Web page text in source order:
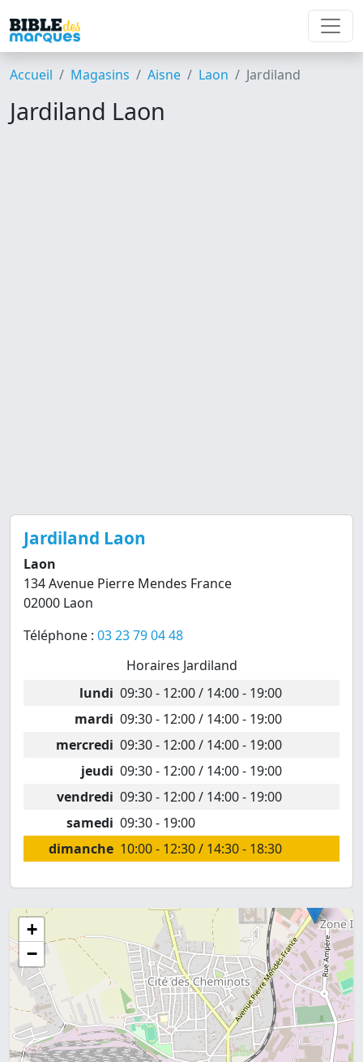
Accueil Magasins Aisne Laon Jardiland
Jardiland Laon
Jardiland Laon
Laon
134 Avenue Pierre Mendes France
02000 Laon
Téléphone : 03 23 79 04 48
Horaires Jardiland
lundi 09:30 - 12:00 / 14:00 - 19:00
mardi 09:30 - 12:00 / 14:00 - 19:00
mercredi 09:30 - 12:00 / 14:00 - 19:00
jeudi 09:30 - 12:00 / 14:00 - 19:00
vendredi 09:30 - 12:00 / 14:00 - 19:00
samedi 09:30 - 19:00
dimanche 10:00 - 12:30 / 14:30 - 18:30
+
−